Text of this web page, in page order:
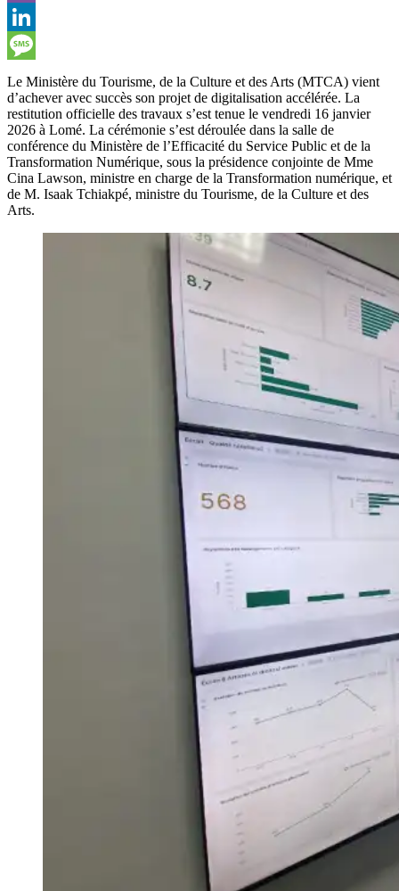
Viber
LinkedIn
Message
Le Ministère du Tourisme, de la Culture et des Arts (MTCA) vient
d’achever avec succès son projet de digitalisation accélérée. La
restitution officielle des travaux s’est tenue le vendredi 16 janvier
2026 à Lomé. La cérémonie s’est déroulée dans la salle de
conférence du Ministère de l’Efficacité du Service Public et de la
Transformation Numérique, sous la présidence conjointe de Mme
Cina Lawson, ministre en charge de la Transformation numérique, et
de M. Isaak Tchiakpé, ministre du Tourisme, de la Culture et des
Arts.